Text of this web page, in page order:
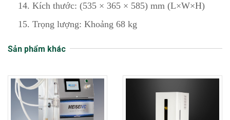
14. Kích thước: (535 × 365 × 585) mm (L×W×H)
15. Trọng lượng: Khoảng 68 kg
Sản phẩm khác